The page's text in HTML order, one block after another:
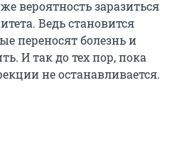
вероятность заразиться
Ведь становится
переносят болезнь и
И так до тех пор, пока
не останавливается.